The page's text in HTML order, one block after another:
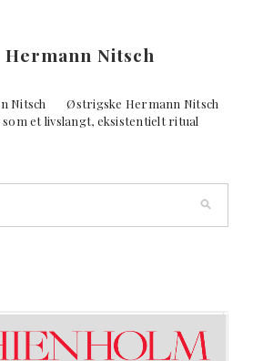
Nitsch
Nitsch Østrigske Hermann Nitsch
som et livslangt, eksistentielt ritual